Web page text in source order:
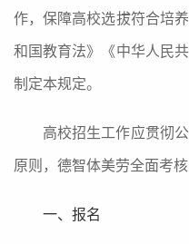
作，保障高校选拔符合培
和国教育法》《中华人民
制定本规定。
高校招生工作应贯彻
原则，德智体美劳全面考
一、报名